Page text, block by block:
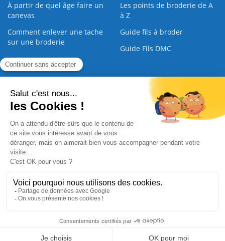
À partir de quel âge faire un
canevas
Les points de broderie de A
à Z
Comment enlever une tache
sur une broderie
Guide fils à broder
Guide Fils DMC
Guide de la Broderie
Commande Papier Qui sommes nous Nous contacter |
Paiement sécurisé
2008 - 2026 © CreaMagic. ALL Rights Reserved.